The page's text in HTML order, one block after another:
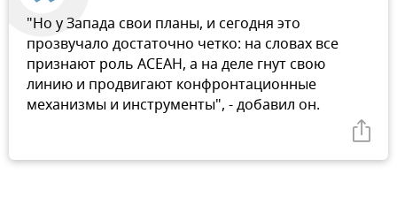
"Но у Запада свои планы, и сегодня это
прозвучало достаточно четко: на словах все
признают роль АСЕАН, а на деле гнут свою
линию и продвигают конфронтационные
механизмы и инструменты", - добавил он.